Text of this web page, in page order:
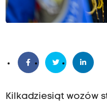
Kilkadziesiąt wozów